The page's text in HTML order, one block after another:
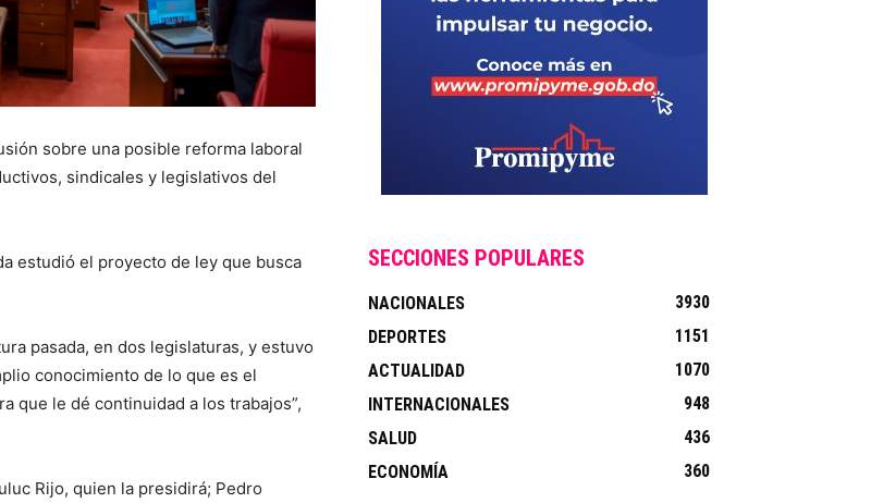
sobre una posible reforma laboral
sindicales y legislativos del
estudió el proyecto de ley que busca
pasada, en dos legislaturas, y estuvo
conocimiento de lo que es el
que le dé continuidad a los trabajos”,
Rijo, quien la presidirá; Pedro
SECCIONES POPULARES
NACIONALES
3930
DEPORTES
1151
ACTUALIDAD
1070
INTERNACIONALES
948
SALUD
436
ECONOMÍA
360